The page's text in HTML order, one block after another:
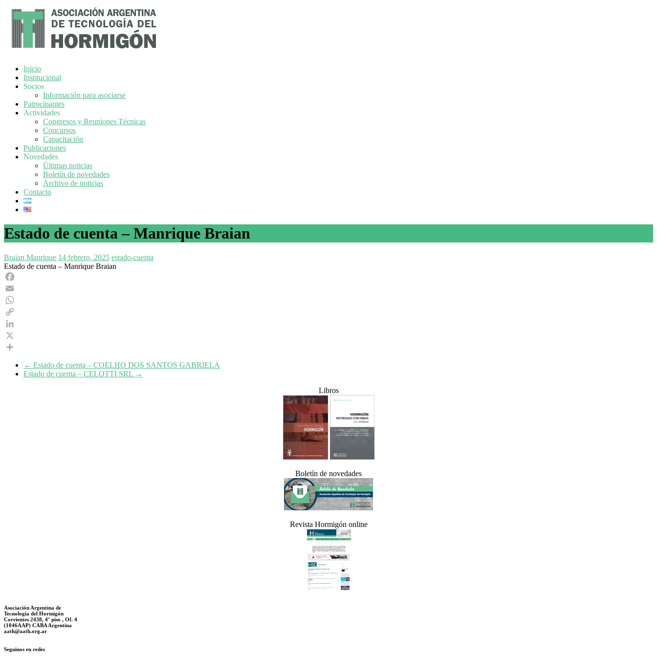
Inicio
Institucional
Socios
Información para asociarse
Patrocinantes
Actividades
Congresos y Reuniones Técnicas
Concursos
Capacitación
Publicaciones
Novedades
Últimas noticias
Boletín de novedades
Archivo de noticias
Contacto
Estado de cuenta – Manrique Braian
Braian Manrique 14 febrero, 2025 estado-cuenta
Estado de cuenta – Manrique Braian
Facebook
Email
WhatsApp
Copy
Link
LinkedIn
X
← Estado de cuenta – COELHO DOS SANTOS GABRIELA
Estado de cuenta – CELOTTI SRL →
Libros
Boletín de novedades
Revista Hormigón online
Asociación Argentina de
Tecnología del Hormigón
Corrientes 2438, 4° piso , Of. 4
(1046AAP) CABA Argentina
aath@aath.org.ar
Seguinos en redes